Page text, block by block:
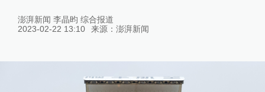
澎湃新闻 李晶昀 综合报道
2023-02-22 13:10
来源： 澎湃新闻